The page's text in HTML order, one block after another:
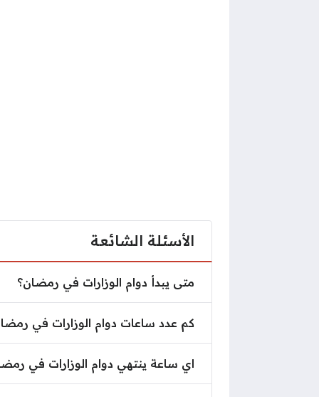
الأسئلة الشائعة
متى يبدأ دوام الوزارات في رمضان؟
متى يبدأ دوام الوزارات في رمضان؟
كم عدد ساعات دوام الوزارات في
اي ساعة ينتهي دوام الوزارات في